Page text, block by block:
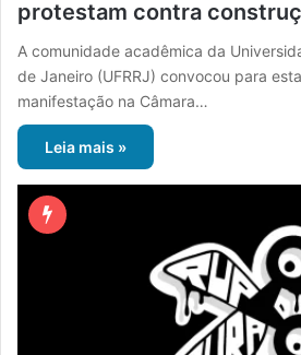
protestam contra
A comunidade acadêmica da
de Janeiro (UFRRJ) convocou para
manifestação na Câmara…
Leia mais »